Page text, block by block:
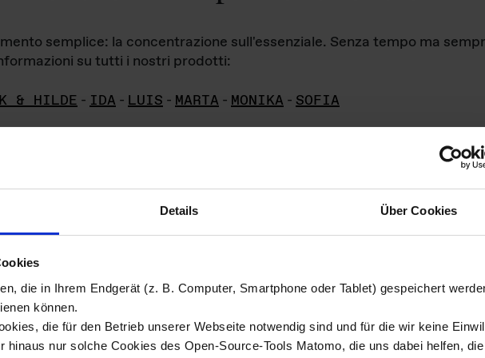
Details Über Cookies
die in Ihrem Endgerät (z. B. Computer, Smartphone oder Tablet) gespeichert
können.
die für den Betrieb unserer Webseite notwendig sind und für die wir keine
hinaus nur solche Cookies des Open-Source-Tools Matomo, die uns dabei helfen, die
semplice: la concentrazione sull'essenziale. Senza tempo ma
su tutti i nostri prodotti:
& HILDE - IDA - LUIS - MARTA - MONIKA - SOFIA
di
materiale fotografico sono detenuti daDas ganze LebenGmbH e